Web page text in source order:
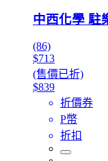
中西化學 駐
(86)
$713
(售價已折)
$839
折價券
P幣
折扣